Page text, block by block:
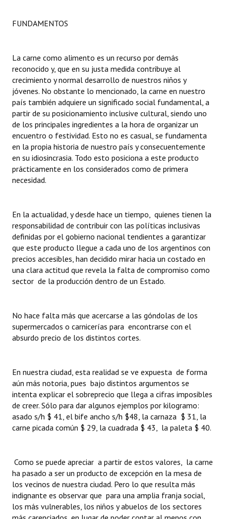
DOCUMENTOS
Proyectos Presentados
Dictámenes Asesoría Letrada
Actas de Sesión
Informes de Unidad Coordinadora
Ejecución Presupuestaria
Actas de Audiencias Públicas
Comunicaciones
Declaraciones
Resoluciones
Resoluciones de Presidencia
Antiguos Pobladores
Noticias Destacadas
Datos Históricos
Premio al Mérito - Registro
Audiencias Públicas - Registro
Periodistas Decanos - Registro
Ciudadano Ilustre - Registro
Banca del Vecino - Registro
FUNDAMENTOS
La carne como alimento es un recurso por demás
reconocido y, que en su justa medida contribuye al
crecimiento y normal desarrollo de nuestros niños y
jóvenes. No obstante lo mencionado, la carne en nuestro
país también adquiere un significado social fundamental, a
partir de su posicionamiento inclusive cultural, siendo uno
de los principales ingredientes a la hora de organizar un
encuentro o festividad. Esto no es casual, se fundamenta
en la propia historia de nuestro país y consecuentemente
en su idiosincrasia. Todo esto posiciona a este producto
prácticamente en los considerados como de primera
necesidad.
En la actualidad, y desde hace un tiempo, quienes tienen la
responsabilidad de contribuir con las políticas inclusivas
definidas por el gobierno nacional tendientes a garantizar
que este producto llegue a cada uno de los argentinos con
precios accesibles, han decidido mirar hacia un costado en
una clara actitud que revela la falta de compromiso como
sector de la producción dentro de un Estado.
No hace falta más que acercarse a las góndolas de los
supermercados o carnicerías para encontrarse con el
absurdo precio de los distintos cortes.
En nuestra ciudad, esta realidad se ve expuesta de forma
aún más notoria, pues bajo distintos argumentos se
intenta explicar el sobreprecio que llega a cifras imposibles
de creer. Sólo para dar algunos ejemplos por kilogramo:
asado s/h $ 41, el bife ancho s/h $48, la carnaza $ 31, la
carne picada común $ 29, la cuadrada $ 43, la paleta $ 40.
Como se puede apreciar a partir de estos valores, la carne
ha pasado a ser un producto de excepción en la mesa de
los vecinos de nuestra ciudad. Pero lo que resulta más
indignante es observar que para una amplia franja social,
los más vulnerables, los niños y abuelos de los sectores